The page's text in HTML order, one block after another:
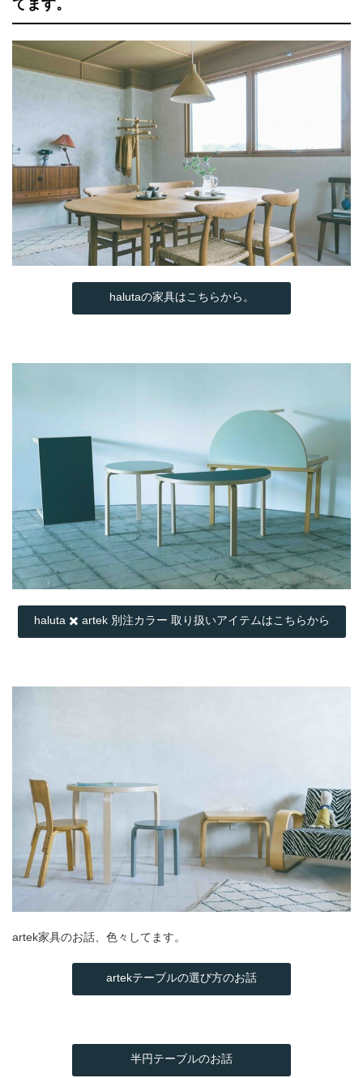
てます。
halutaの家具はこちらから。
haluta ✖️ artek 別注カラー 取り扱いアイテムはこちらから
artek家具のお話、色々してます。
artekテーブルの選び方のお話
半円テーブルのお話